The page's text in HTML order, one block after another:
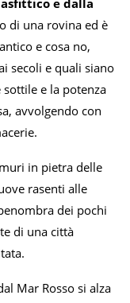
di una rovina ed è
e cosa no,
secoli e quali siano
e la potenza
avvolgendo con
in pietra delle
rasenti alle
dei pochi
di una città
Mar Rosso si alza